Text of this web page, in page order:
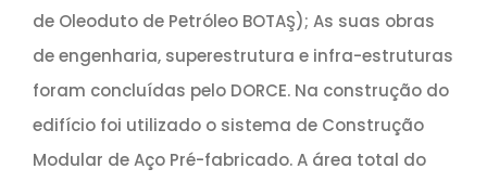
de Oleoduto de Petróleo BOTAŞ); As suas obras
de engenharia, superestrutura e infra-estruturas
foram concluídas pelo DORCE. Na construção do
edifício foi utilizado o sistema de Construção
Modular de Aço Pré-fabricado. A área total do